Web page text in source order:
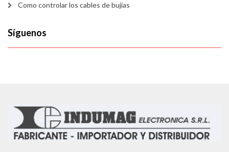
Como controlar los cables de bujías
Síguenos